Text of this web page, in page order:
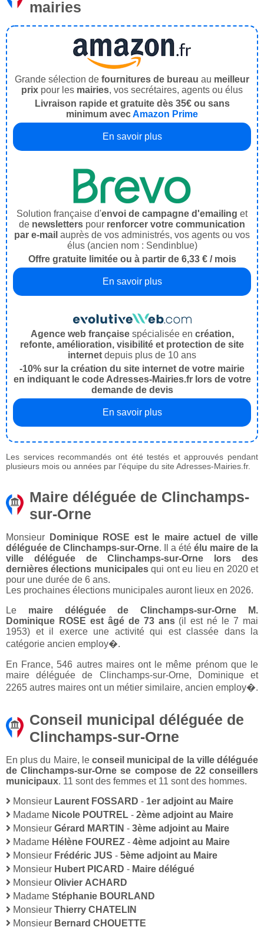
mairies
Grande sélection de fournitures de bureau au meilleur
prix pour les mairies, vos secrétaires, agents ou élus
Livraison rapide et gratuite dès 35€ ou sans
minimum avecAmazon Prime
En savoir plus
Solution française d'envoi de campagne d'emailing et
de newsletters pour renforcer votre communication
par e-mail auprès de vos administrés, vos agents ou vos
élus (ancien nom : Sendinblue)
Offre gratuite limitée ou à partir de 6,33 € / mois
En savoir plus
Agence web françaisespécialisée en création,
refonte, amélioration, visibilité et protection de site
internet depuis plus de 10 ans
-10% sur la création du site internet de votre mairie
en indiquant le code Adresses-Mairies.fr lors de votre
demande de devis
En savoir plus
Les services recommandés ont été testés et approuvés pendant
plusieurs mois ou années par l'équipe du site Adresses-Mairies.fr.
Maire déléguée de Clinchamps-
sur-Orne
Monsieur
Dominique ROSE est le maire actuel de ville
déléguée de Clinchamps-sur-Orne. Il a été élu maire de la
ville déléguée de Clinchamps-sur-Orne lors des
dernières élections municipalesqui ont eu lieu en 2020 et
pour une durée de 6 ans.
Les prochaines élections municipales auront lieux en 2026.
Le maire déléguée de Clinchamps-sur-Orne M.
Dominique ROSE est âgé de 73 ans(il est né le 7 mai
1953) et il exerce une activité qui est classée dans la
catégorie ancien employ�.
En France, 546 autres maires ont le même prénom que le
maire déléguée de Clinchamps-sur-Orne, Dominique et
2265 autres maires ont un métier similaire, ancien employ�.
Conseil municipal déléguée de
Clinchamps-sur-Orne
En plus du Maire, le conseil municipal de la ville déléguée
de Clinchamps-sur-Orne se compose de 22 conseillers
municipaux. 11 sont des femmes et 11 sont des hommes.
Monsieur Laurent FOSSARD - 1er adjoint au Maire
Madame Nicole POUTREL - 2ème adjoint au Maire
Monsieur Gérard MARTIN - 3ème adjoint au Maire
Madame Hélène FOUREZ - 4ème adjoint au Maire
Monsieur Frédéric JUS - 5ème adjoint au Maire
Monsieur Hubert PICARD - Maire délégué
Monsieur Olivier ACHARD
Madame Stéphanie BOURLAND
Monsieur Thierry CHATELIN
Monsieur Bernard CHOUETTE